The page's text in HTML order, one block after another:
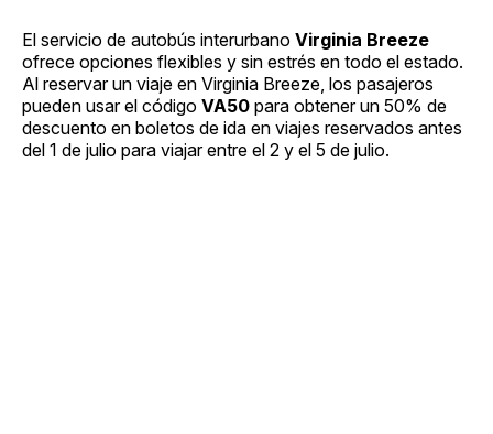
El servicio de autobús interurbano Virginia Breeze
ofrece opciones flexibles y sin estrés en todo el estado.
Al reservar un viaje en Virginia Breeze, los pasajeros
pueden usar el código VA50 para obtener un 50% de
descuento en boletos de ida en viajes reservados antes
del 1 de julio para viajar entre el 2 y el 5 de julio.